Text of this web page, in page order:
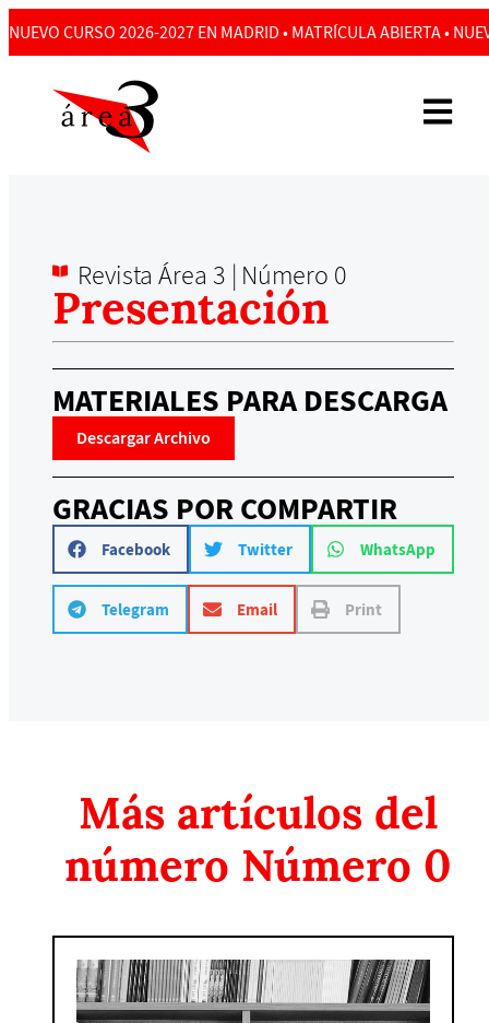
NUEVO CURSO 2026-2027 EN MADRID • MATRÍCULA ABIERTA •
Revista Área 3 | Número 0
Presentación
MATERIALES PARA DESCARGA
Descargar Archivo
GRACIAS POR COMPARTIR
Facebook Twitter WhatsApp
Telegram Email Print
Más artículos del
número Número 0